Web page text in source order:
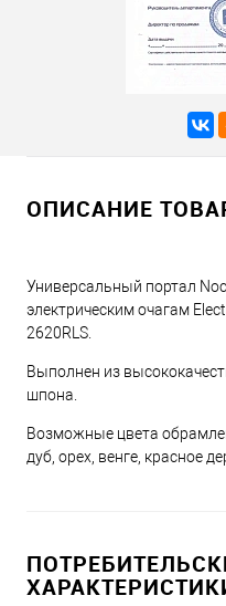
ОПИСАНИЕ
Универсальный портал
электрическим очагам
2620RLS.
Выполнен из
шпона.
Возможные цвета
дуб, орех, венге, красное